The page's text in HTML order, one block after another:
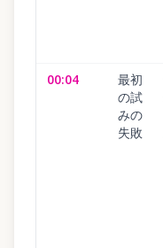
00:04
最初
の試
みの
失敗